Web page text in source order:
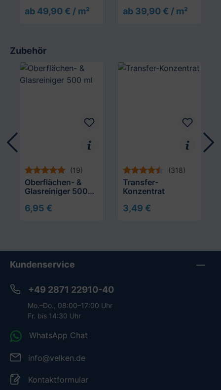
ab 49,90 € / m²
Streifenverlauf
ab 39,90 € / m²
Zubehör
Produktgalerie überspringen
(19)
Oberflächen- &
Glasreiniger 500
6,95 €
(318)
Transfer-
Konzentrat
3,49 €
Kundenservice
+49 2871 22910-40
Mo.–Do., 08:00–17:00 Uhr
Fr. bis 14:30 Uhr
WhatsApp Chat
info@velken.de
Kontaktformular